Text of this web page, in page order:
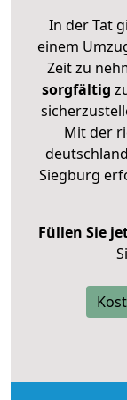
In der Tat
einem
Zeit zu
sorgfältig
Mit der
Siegburg
Füllen Sie